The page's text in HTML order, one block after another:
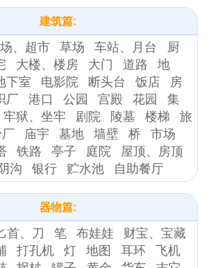
建筑篇:
、超市 草场 车站、月台
厨
大楼、楼房 大门 道路
地
下室 电影院 断头台 饭店
房
厂 港口 公园 宫殿 花园
集
牢狱、坐牢 剧院 陵墓 楼梯
旅
庙宇 墓地 墙壁 桥
市场
铁路 亭子 庭院
屋顶、房顶
阴沟 银行 贮水池 自助餐厅
器物篇:
首、刀 笔 布娃娃
财宝、宝藏
打孔机 灯 地图 耳环
飞机